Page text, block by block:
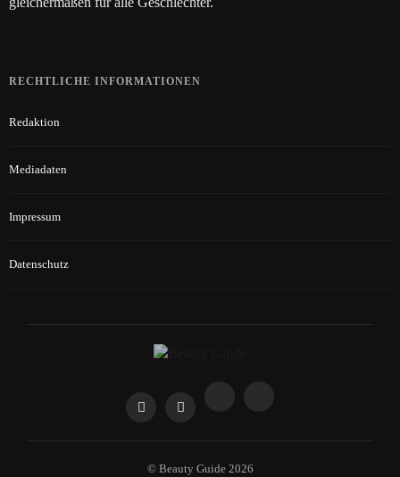
RECHTLICHE INFORMATIONEN
Redaktion
Mediadaten
Impressum
Datenschutz
© Beauty Guide 2026